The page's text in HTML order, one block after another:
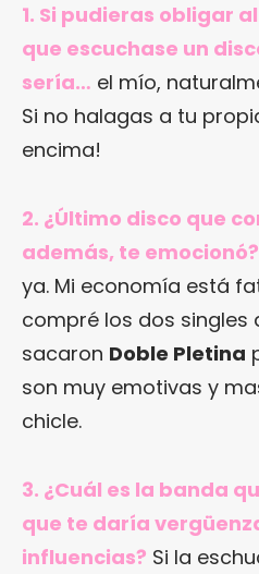
1. Si pudieras obligar
que escuchase un
sería… el mío,
Si no halagas a tu
encima!
2. ¿Último disco que
además, te emocionó?
ya. Mi economía está
compré los dos singles
sacaron Doble Pletina
son muy emotivas y
chicle.
3. ¿Cuál es la banda
que te daría
influencias? Si la